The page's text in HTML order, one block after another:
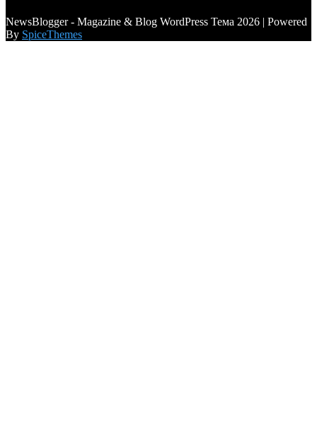
NewsBlogger - Magazine & Blog WordPress Тема 2026 | Powered
By SpiceThemes